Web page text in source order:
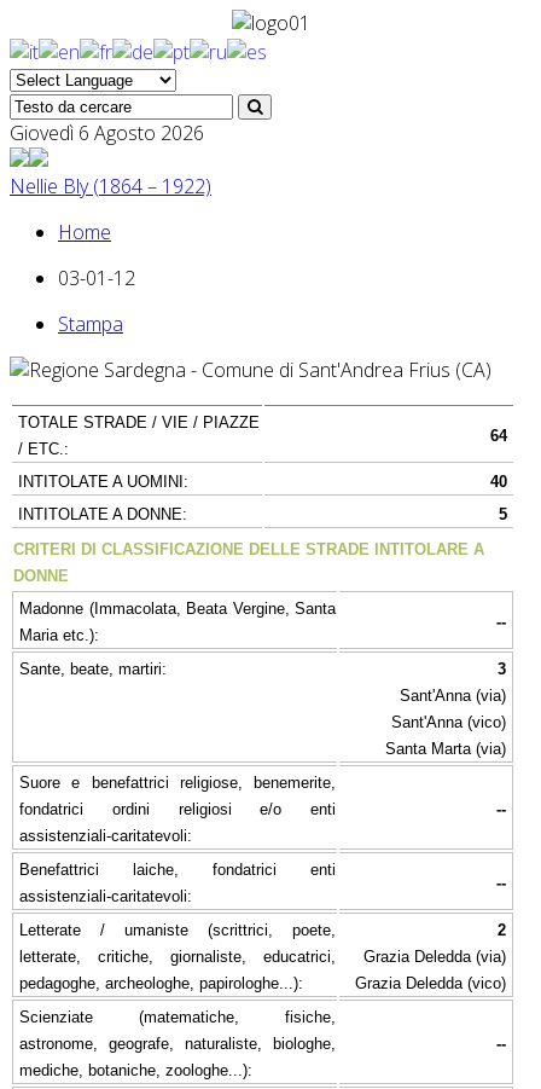
Giovedì 6 Agosto 2026
Nellie Bly (1864 – 1922)
Home
03-01-12
Stampa
TOTALE STRADE / VIE / PIAZZE
/ ETC.:
64
INTITOLATE A UOMINI:
40
INTITOLATE A DONNE:
5
CRITERI DI CLASSIFICAZIONE DELLE STRADE INTITOLARE A
DONNE
Madonne (Immacolata, Beata Vergine, Santa
Maria etc.):
--
Sante, beate, martiri:
3
Sant'Anna (via)
Sant'Anna (vico)
Santa Marta (via)
Suore e benefattrici religiose, benemerite,
fondatrici ordini religiosi e/o enti
assistenziali-caritatevoli:
--
Benefattrici laiche, fondatrici enti
assistenziali-caritatevoli:
--
Letterate / umaniste (scrittrici, poete,
letterate, critiche, giornaliste, educatrici,
pedagoghe, archeologhe, papirologhe...):
2
Grazia Deledda (via)
Grazia Deledda (vico)
Scienziate (matematiche, fisiche,
astronome, geografe, naturaliste, biologhe,
mediche, botaniche, zoologhe...):
--